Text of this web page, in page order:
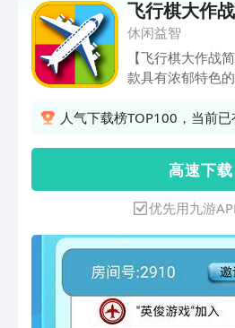
飞行棋大作
休闲益智
【飞行棋大作战
款具有浓郁特色
在线，趣味多多
的，上面画有飞
人各拿一种颜色
骰子，你只要转
候正面是几，你
规则】1、起飞：
棋子可以由基地
行过程中，掷得6
掷骰子，直至显
人气下载榜TOP100，当前
高 速 下 载
优先用九游